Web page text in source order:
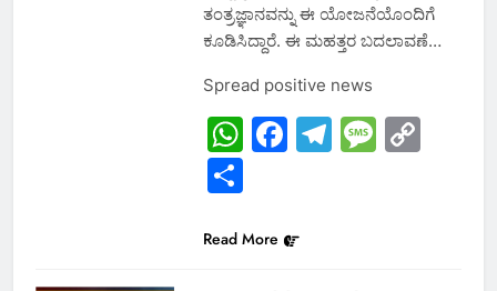
ತಂತ್ರಜ್ಞಾನವನ್ನು ಈ ಯೋಜನೆಯೊಂದಿಗೆ
ಕೂಡಿಸಿದ್ದಾರೆ. ಈ ಮಹತ್ತರ ಬದಲಾವಣೆ…
Spread positive news
WhatsApp
Facebook
Telegram
Share
Read More